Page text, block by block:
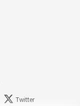
Twitter